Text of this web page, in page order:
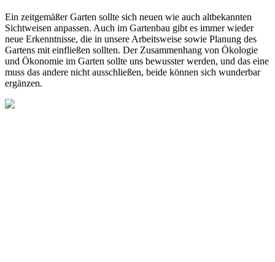
Ein zeitgemäßer Garten sollte sich neuen wie auch altbekannten
Sichtweisen anpassen. Auch im Gartenbau gibt es immer wieder
neue Erkenntnisse, die in unsere Arbeitsweise sowie Planung des
Gartens mit einfließen sollten. Der Zusammenhang von Ökologie
und Ökonomie im Garten sollte uns bewusster werden, und das eine
muss das andere nicht ausschließen, beide können sich wunderbar
ergänzen.